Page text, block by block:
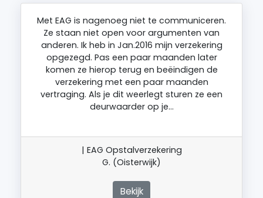
Met EAG is nagenoeg niet te communiceren.
Ze staan niet open voor argumenten van
anderen. Ik heb in Jan.2016 mijn verzekering
opgezegd. Pas een paar maanden later
komen ze hierop terug en beëindigen de
verzekering met een paar maanden
vertraging. Als je dit weerlegt sturen ze een
deurwaarder op je…
| EAG Opstalverzekering
G. (Oisterwijk)
Bekijk